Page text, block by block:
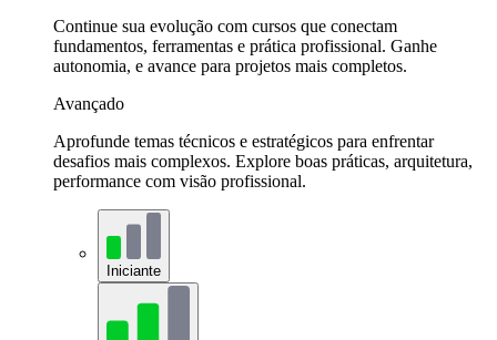
Continue sua evolução com cursos que conectam
fundamentos, ferramentas e prática profissional. Ganhe
autonomia, e avance para projetos mais completos.
Avançado
Aprofunde temas técnicos e estratégicos para enfrentar
desafios mais complexos. Explore boas práticas, arquitetura,
performance com visão profissional.
Iniciante